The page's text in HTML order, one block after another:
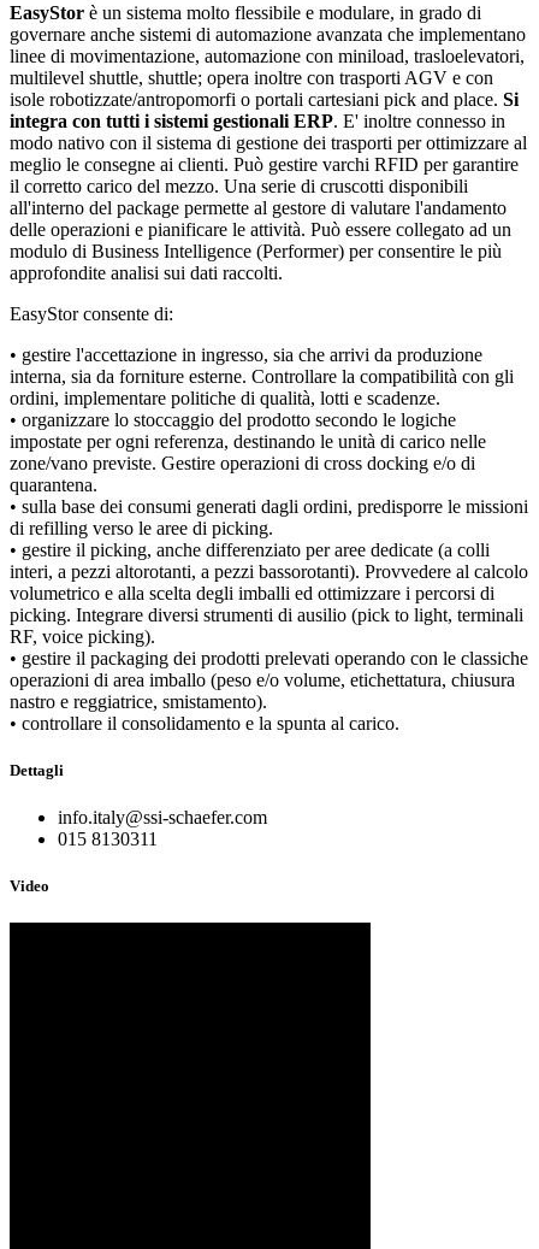
EasyStor è un sistema molto flessibile e modulare, in grado di
governare anche sistemi di automazione avanzata che implementano
linee di movimentazione, automazione con miniload, trasloelevatori,
multilevel shuttle, shuttle; opera inoltre con trasporti AGV e con
isole robotizzate/antropomorfi o portali cartesiani pick and place. Si
integra con tutti i sistemi gestionali ERP. E' inoltre connesso in
modo nativo con il sistema di gestione dei trasporti per ottimizzare al
meglio le consegne ai clienti. Può gestire varchi RFID per garantire
il corretto carico del mezzo. Una serie di cruscotti disponibili
all'interno del package permette al gestore di valutare l'andamento
delle operazioni e pianificare le attività. Può essere collegato ad un
modulo di Business Intelligence (Performer) per consentire le più
approfondite analisi sui dati raccolti.
EasyStor consente di:
• gestire l'accettazione in ingresso, sia che arrivi da produzione
interna, sia da forniture esterne. Controllare la compatibilità con gli
ordini, implementare politiche di qualità, lotti e scadenze.
• organizzare lo stoccaggio del prodotto secondo le logiche
impostate per ogni referenza, destinando le unità di carico nelle
zone/vano previste. Gestire operazioni di cross docking e/o di
quarantena.
• sulla base dei consumi generati dagli ordini, predisporre le missioni
di refilling verso le aree di picking.
• gestire il picking, anche differenziato per aree dedicate (a colli
interi, a pezzi altorotanti, a pezzi bassorotanti). Provvedere al calcolo
volumetrico e alla scelta degli imballi ed ottimizzare i percorsi di
picking. Integrare diversi strumenti di ausilio (pick to light, terminali
RF, voice picking).
• gestire il packaging dei prodotti prelevati operando con le classiche
operazioni di area imballo (peso e/o volume, etichettatura, chiusura
nastro e reggiatrice, smistamento).
• controllare il consolidamento e la spunta al carico.
Dettagli
info.italy@ssi-schaefer.com
015 8130311
Video